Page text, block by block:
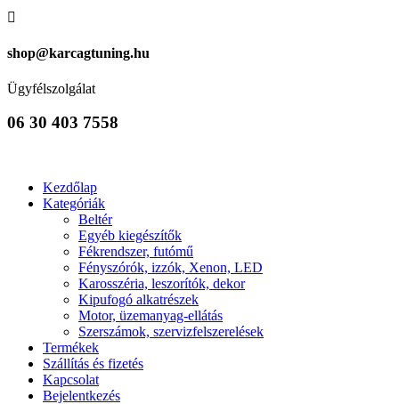

shop@karcagtuning.hu
Ügyfélszolgálat
06 30 403 7558
Kezdőlap
Kategóriák
Beltér
Egyéb kiegészítők
Fékrendszer, futómű
Fényszórók, izzók, Xenon, LED
Karosszéria, leszorítók, dekor
Kipufogó alkatrészek
Motor, üzemanyag-ellátás
Szerszámok, szervizfelszerelések
Termékek
Szállítás és fizetés
Kapcsolat
Bejelentkezés